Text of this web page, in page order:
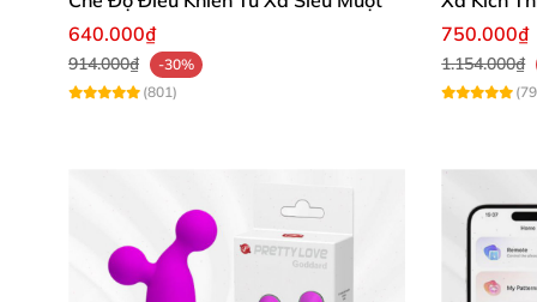
cảm xúc, tăng thêm sắc màu cho chuyện
640.000₫
914.000₫
-30%
(801)
750.000₫
1.154.000₫